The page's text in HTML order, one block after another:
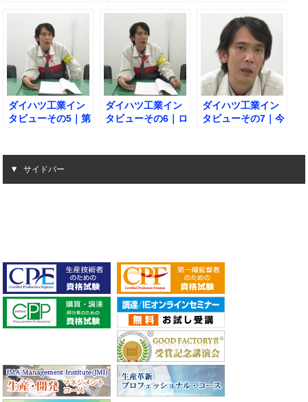
像とは？
きた理由とは？
ダイハツ工業イン
タビューその5｜第
は？
ダイハツ工業イン
タビューその6｜ロ
点とは？
ダイハツ工業イン
タビューその7｜今
サイドバー